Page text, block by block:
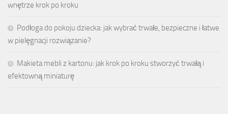
wnętrze krok po kroku
Podłoga do pokoju dziecka: jak wybrać trwałe, bezpieczne i łatwe
w pielęgnacji rozwiązanie?
Makieta mebli z kartonu: jak krok po kroku stworzyć trwałą i
efektowną miniaturę